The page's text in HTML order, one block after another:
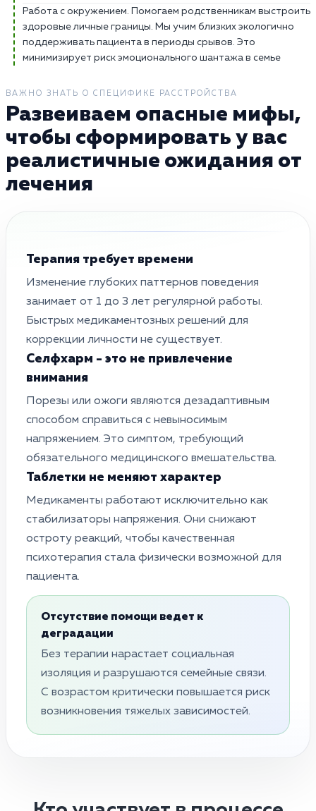
Работа с окружением. Помогаем родственникам выстроить
здоровые личные границы. Мы учим близких экологично
поддерживать пациента в периоды срывов. Это
минимизирует риск эмоционального шантажа в семье
ВАЖНО ЗНАТЬ О СПЕЦИФИКЕ РАССТРОЙСТВА
Развеиваем опасные мифы,
чтобы сформировать у вас
реалистичные ожидания от
лечения
Терапия требует времени
Изменение глубоких паттернов поведения
занимает от 1 до 3 лет регулярной работы.
Быстрых медикаментозных решений для
коррекции личности не существует.
Селфхарм - это не привлечение
внимания
Порезы или ожоги являются дезадаптивным
способом справиться с невыносимым
напряжением. Это симптом, требующий
обязательного медицинского вмешательства.
Таблетки не меняют характер
Медикаменты работают исключительно как
стабилизаторы напряжения. Они снижают
остроту реакций, чтобы качественная
психотерапия стала физически возможной для
пациента.
Отсутствие помощи ведет к
деградации
Без терапии нарастает социальная
изоляция и разрушаются семейные связи.
С возрастом критически повышается риск
возникновения тяжелых зависимостей.